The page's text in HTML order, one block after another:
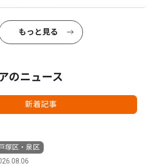
もっと見る
のニュース
新着記事
塚区・泉区